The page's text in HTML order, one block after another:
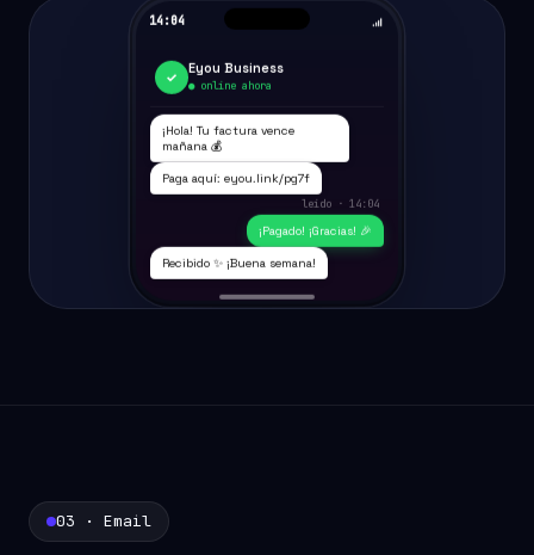
14:04
✓
Eyou Business
● online ahora
¡Hola! Tu factura vence
mañana 💰
Paga aquí: eyou.link/pg7f
leído · 14:04
¡Pagado! ¡Gracias! 🎉
Recibido ✨ ¡Buena semana!
03 · Email